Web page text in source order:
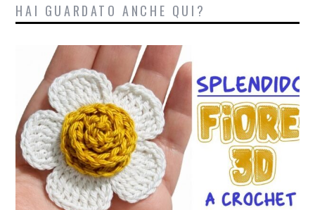
HAI GUARDATO ANCHE QUI?